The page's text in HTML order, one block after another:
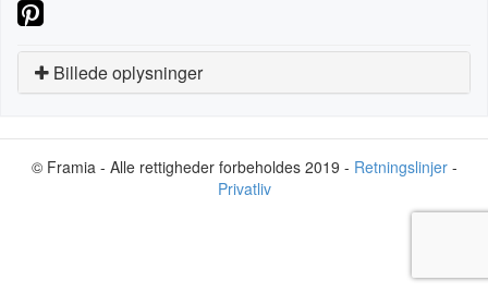
Billede oplysninger
© Framia - Alle rettigheder forbeholdes 2019 - Retningslinjer-
Privatliv